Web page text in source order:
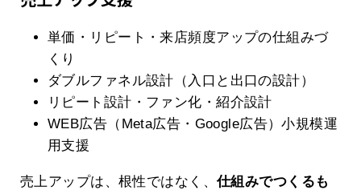
単価・リピート・来店頻度アップの仕組みづ
くり
ダブルファネル設計（入口と出口の設計）
リピート設計・ファン化・紹介設計
WEB広告（Meta広告・Google広告）小規模運
用支援
売上アップは、根性ではなく、仕組みでつくるも